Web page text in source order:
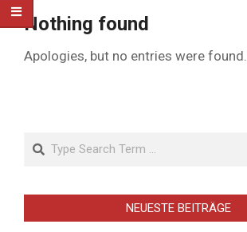
Nothing found
Apologies, but no entries were found.
Search
NEUESTE BEITRÄGE